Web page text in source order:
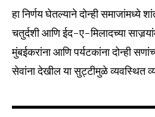
6,300
Fans
हा निर्णय घेतल्याने दोन्ही
चतुर्दशी आणि ईद-ए-मिलादच्या
मुंबईकरांना आणि पर्यटकांना दोन्ही
सेवांना देखील या सुट्टीमुळे व्यवस्थित